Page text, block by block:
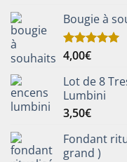
Bougie à
Note5.00
4,00€
Lot de 8
Lumbini
3,50€
Fondant
grand )